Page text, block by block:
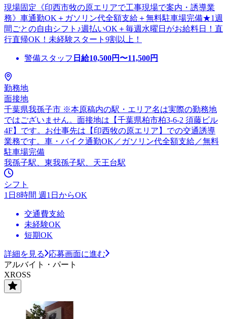
現場固定《印西市牧の原エリアで工事現場で案内・誘導業
務》車通勤OK＋ガソリン代全額支給＋無料駐車場完備★1週
間ごとの自由シフト♪週払いOK＋毎週水曜日がお給料日！直
行直帰OK！未経験スタート9割以上！
警備スタッフ 日給10,500円〜11,500円
勤務地
面接地
千葉県我孫子市 ※本原稿内の駅・エリア名は実際の勤務地
ではございません。面接地は【千葉県柏市柏3-6-2 須藤ビル
4F】です。お仕事先は【印西牧の原エリア】での交通誘導
業務です。車・バイク通勤OK／ガソリン代全額支給／無料
駐車場完備
我孫子駅、東我孫子駅、天王台駅
シフト
1日8時間 週1日からOK
交通費支給
未経験OK
短期OK
詳細を見る
応募画面に進む
アルバイト・パート
XROSS